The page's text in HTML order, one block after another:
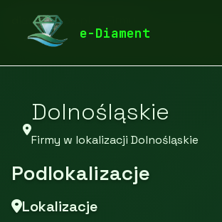
e-Diament
diamentspa.pl
Firmy z województwa Dolnośląskiego
Dolnośląskie
Firmy w lokalizacji Dolnośląskie
Podlokalizacje
Lokalizacje